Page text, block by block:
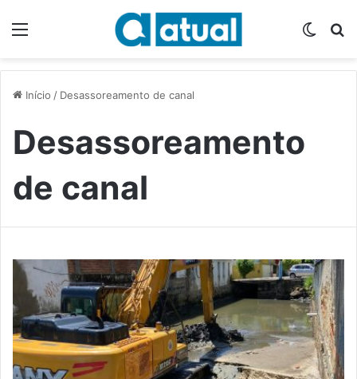
Início / Desassoreamento de canal
Desassoreamento
de canal